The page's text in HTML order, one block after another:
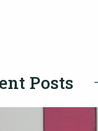
Posts